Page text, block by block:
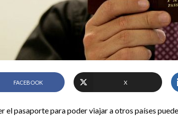
FACEBOOK X
el pasaporte para poder viajar a otros países